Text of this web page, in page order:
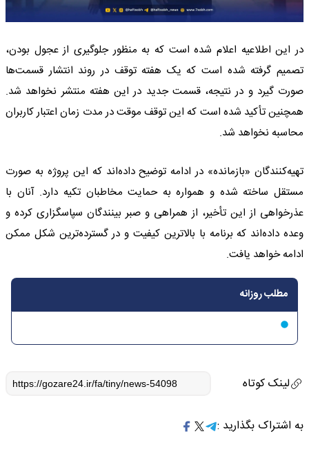
در این اطلاعیه اعلام شده است که به منظور جلوگیری از عجول بودن،
تصمیم گرفته شده است که یک هفته توقف در روند انتشار قسمت‌ها
صورت گیرد و در نتیجه، قسمت جدید در این هفته منتشر نخواهد شد.
همچنین تأکید شده است که این توقف موقت در مدت زمان اعتبار کاربران
محاسبه نخواهد شد.
تهیه‌کنندگان «بازمانده» در ادامه توضیح داده‌اند که این پروژه به صورت
مستقل ساخته شده و همواره به حمایت مخاطبان تکیه دارد. آنان با
عذرخواهی از این تأخیر، از همراهی و صبر بینندگان سپاسگزاری کرده و
وعده داده‌اند که برنامه با بالاترین کیفیت و در گسترده‌ترین شکل ممکن
ادامه خواهد یافت.
مطلب روزانه
لینک کوتاه
به اشتراک بگذارید :